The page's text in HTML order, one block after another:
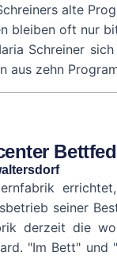
alte
bleiben oft nur
Schreiner
aus zehn
seiner
derzeit die
"Im Bett"